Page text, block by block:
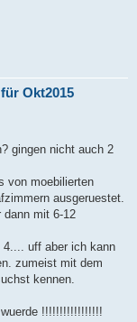
Okt2015
gingen nicht auch 2
von moebilierten
ausgeruestet.
dann mit 6-12
4.... uff aber ich kann
zumeist mit dem
kennen.
!!!!!!!!!!!!!!!!!